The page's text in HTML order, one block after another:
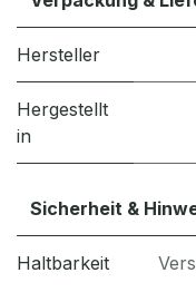
Hersteller
Hergestellt
in
Sicherheit &
Haltbarkeit